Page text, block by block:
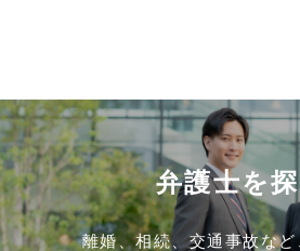
弁護士を
離婚、相続、交通事故な